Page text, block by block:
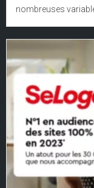
nombreuses